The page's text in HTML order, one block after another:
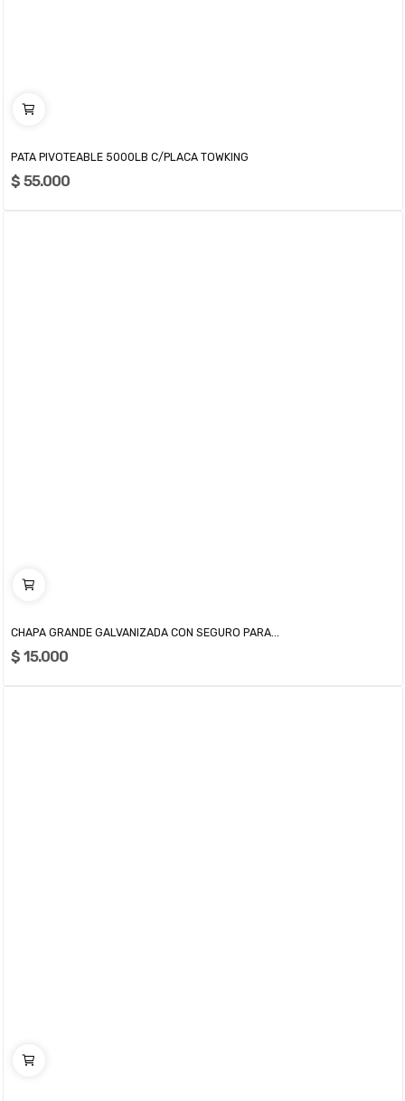
PATA PIVOTEABLE 5000LB C/PLACA TOWKING
$ 55.000
CHAPA GRANDE GALVANIZADA CON SEGURO PARA...
$ 15.000